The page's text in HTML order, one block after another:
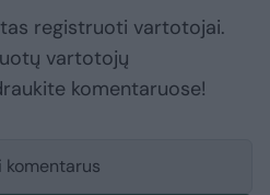
registruoti vartotojai.
vartotojų
komentaruose!
komentarus